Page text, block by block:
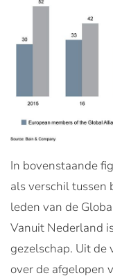
In bovenstaande
als verschil tussen
leden van de
Vanuit Nederland
gezelschap. Uit de
over de afgelopen